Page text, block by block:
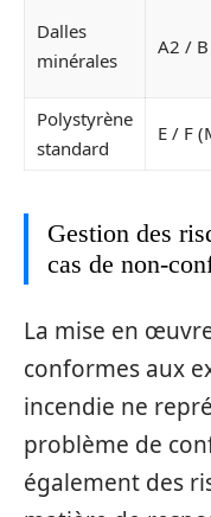
Dalles
minérales
A2 / B
Polystyrène
standard
E / F
Gestion des
cas de non-
La mise en
conformes aux
incendie ne
problème de
également des